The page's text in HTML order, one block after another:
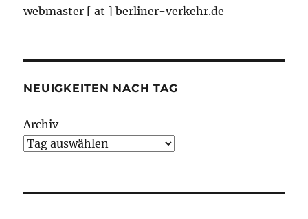
webmaster [ at ] berliner-verkehr.de
NEUIGKEITEN NACH TAG
Archiv